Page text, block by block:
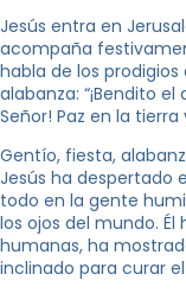
Jesús entra en
acompaña
habla de los
alabanza: “¡Bendito
Señor! Paz en la tierra
Gentío, fiesta,
Jesús ha despertado
todo en la gente
los ojos del mundo.
humanas, ha
inclinado para curar